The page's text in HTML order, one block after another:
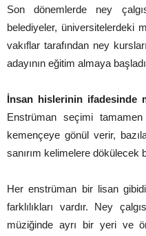
Son dönemlerde ney
belediyeler, üniversitelerdeki
vakıflar tarafından ney
adayının eğitim almaya
İnsan hislerinin ifadesinde
Enstrüman seçimi
kemençeye gönül verir,
sanırım kelimelere dökülecek
Her enstrüman bir lisan
farklılıkları vardır. Ney
müziğinde ayrı bir yeri ve